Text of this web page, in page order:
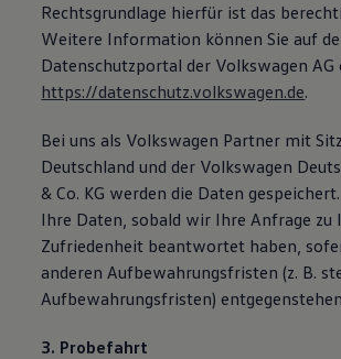
Rechtsgrundlage hierfür ist das
Weitere Information können Sie auf
Datenschutzportal der Volkswagen AG
https://datenschutz.volkswagen.de.
Bei uns als Volkswagen Partner mit
Deutschland und der Volkswagen
& Co. KG werden die Daten
Ihre Daten, sobald wir Ihre Anfrage zu
Zufriedenheit beantwortet haben,
anderen Aufbewahrungsfristen (z. B.
Aufbewahrungsfristen)
3. Probefahrt